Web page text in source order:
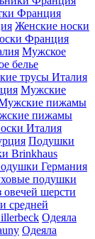
Франция
Женские носки
Франция
Мужское
белье
трусы Италия
Мужские
пижамы
пижамы
Италия
Подушки
Brinkhaus
Германия
подушки
шерсти
средней
Одеяла
Одеяла